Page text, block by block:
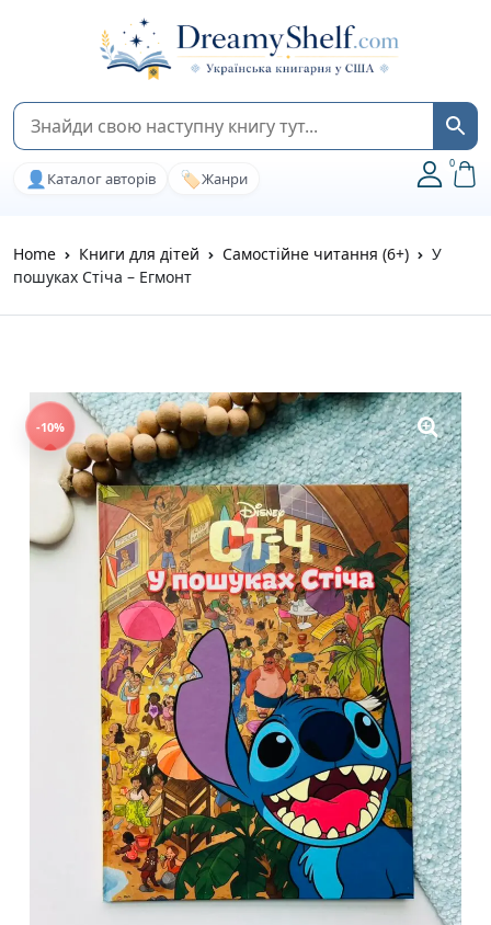
👤 Каталог авторів 🏷️Жанри
0
Home Книги для дітей Самостійне читання (6+)
У
пошуках Стіча – Егмонт
-10%